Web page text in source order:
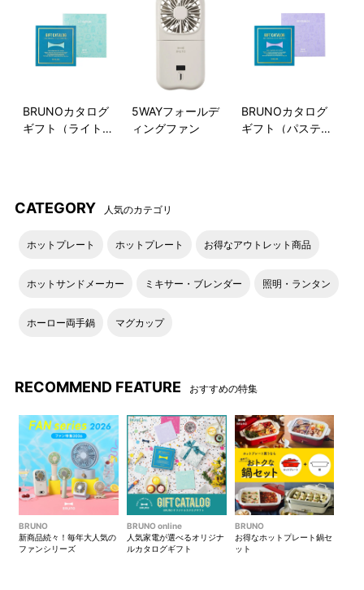
BRUNOカタログ
ギフト（ライトブ
5WAYフォールデ
ィングファン
BRUNOカタログ
ギフト（パステル
CATEGORY 人気のカテゴリ
ホットプレート ホットプレート お得なアウトレット商品
ホットサンドメーカー ミキサー・ブレンダー 照明・ランタン
ホーロー両手鍋 マグカップ
RECOMMEND FEATURE おすすめの特集
BRUNO
新商品続々！毎年大人気の
ファンシリーズ
BRUNO online
人気家電が選べるオリジナ
ルカタログギフト
BRUNO
お得なホットプレート鍋セ
ット